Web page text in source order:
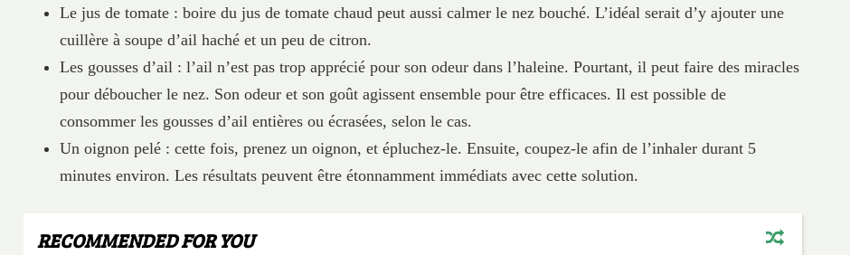
Le jus de tomate : boire du jus de tomate chaud peut aussi calmer le nez bouché. L’idéal serait d’y ajouter une
cuillère à soupe d’ail haché et un peu de citron.
Les gousses d’ail : l’ail n’est pas trop apprécié pour son odeur dans l’haleine. Pourtant, il peut faire des miracles
pour déboucher le nez. Son odeur et son goût agissent ensemble pour être efficaces. Il est possible de
consommer les gousses d’ail entières ou écrasées, selon le cas.
Un oignon pelé : cette fois, prenez un oignon, et épluchez-le. Ensuite, coupez-le afin de l’inhaler durant 5
minutes environ. Les résultats peuvent être étonnamment immédiats avec cette solution.
RECOMMENDED FOR YOU